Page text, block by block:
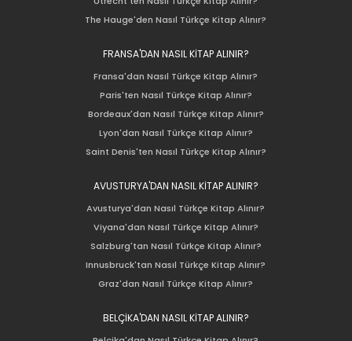
The Hauge'den Nasıl Türkçe Kitap Alınır?
FRANSA'DAN NASIL KİTAP ALINIR?
Fransa'dan Nasıl Türkçe Kitap Alınır?
Paris'ten Nasıl Türkçe Kitap Alınır?
Bordeaux'dan Nasıl Türkçe Kitap Alınır?
Lyon'dan Nasıl Türkçe Kitap Alınır?
Saint Denis'ten Nasıl Türkçe Kitap Alınır?
AVUSTURYA'DAN NASIL KİTAP ALINIR?
Avusturya'dan Nasıl Türkçe Kitap Alınır?
Viyana'dan Nasıl Türkçe Kitap Alınır?
Salzburg'tan Nasıl Türkçe Kitap Alınır?
Innusbruck'tan Nasıl Türkçe Kitap Alınır?
Graz'dan Nasıl Türkçe Kitap Alınır?
BELÇİKA'DAN NASIL KİTAP ALINIR?